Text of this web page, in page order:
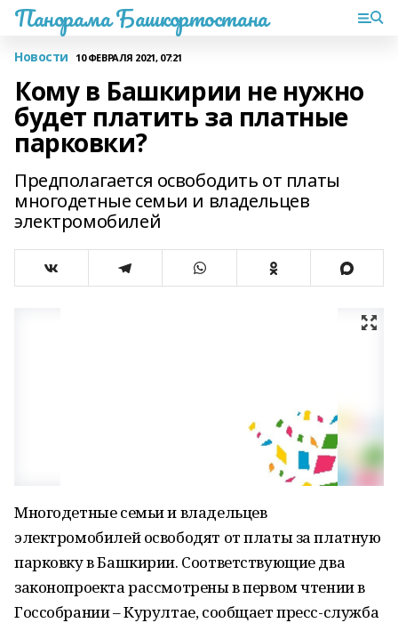
Панорама Башкортостана
Новости 10 ФЕВРАЛЯ 2021, 07:21
Кому в Башкирии не нужно
будет платить за платные
парковки?
Предполагается освободить от платы
многодетные семьи и владельцев
электромобилей
Многодетные семьи и владельцев
электромобилей освободят от платы за платную
парковку в Башкирии. Соответствующие два
законопроекта рассмотрены в первом чтении в
Госсобрании – Курултае, сообщает пресс-служба